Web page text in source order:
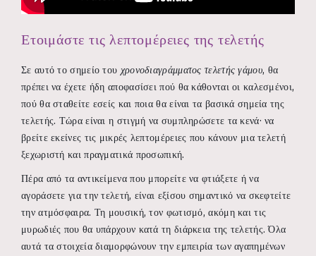
Ετοιμάστε τις λεπτομέρειες της τελετής
Σε αυτό το σημείο του χρονοδιαγράμματος τελετής γάμου, θα
πρέπει να έχετε ήδη αποφασίσει πού θα κάθονται οι καλεσμένοι,
πού θα σταθείτε εσείς και ποια θα είναι τα βασικά σημεία της
τελετής. Τώρα είναι η στιγμή να συμπληρώσετε τα κενά· να
βρείτε εκείνες τις μικρές λεπτομέρειες που κάνουν μια τελετή
ξεχωριστή και πραγματικά προσωπική.
Πέρα από τα αντικείμενα που μπορείτε να φτιάξετε ή να
αγοράσετε για την τελετή, είναι εξίσου σημαντικό να σκεφτείτε
την ατμόσφαιρα. Τη μουσική, τον φωτισμό, ακόμη και τις
μυρωδιές που θα υπάρχουν κατά τη διάρκεια της τελετής. Όλα
αυτά τα στοιχεία διαμορφώνουν την εμπειρία των αγαπημένων